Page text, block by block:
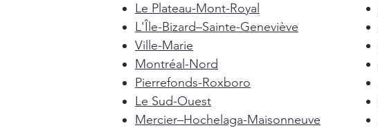
Le Plateau-Mont-Royal
L'Île-Bizard–Sainte-Geneviève
Ville-Marie
Montréal-Nord
Pierrefonds-Roxboro
Le Sud-Ouest
Mercier–Hochelaga-Maisonneuve